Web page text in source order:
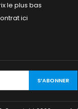
le plus bas
ici